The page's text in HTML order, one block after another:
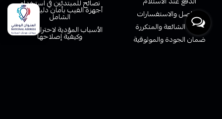
التواصل والاستفسارات
اسئلة الشائعة والمتكررة
ضمان الجودة والموثوقية
نصائح للمبتدئين في استخدام
أجهزة الفيب بأمان دليل الفيب
الشامل
الأسباب المؤدية لاحتراق الفيب
وكيفية إصلاحها